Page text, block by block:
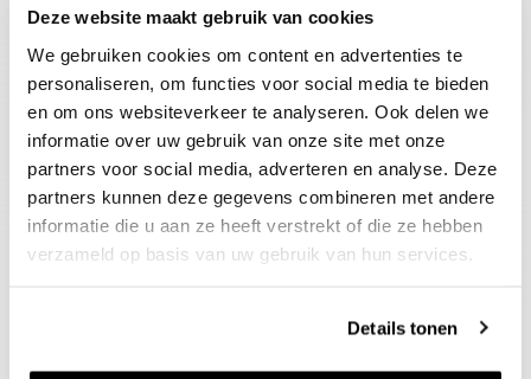
Deze website maakt gebruik van cookies
We gebruiken cookies om content en advertenties te
personaliseren, om functies voor social media te bieden
en om ons websiteverkeer te analyseren. Ook delen we
informatie over uw gebruik van onze site met onze
partners voor social media, adverteren en analyse. Deze
partners kunnen deze gegevens combineren met andere
informatie die u aan ze heeft verstrekt of die ze hebben
verzameld op basis van uw gebruik van hun services.
Details tonen
nu tot 2030, 8-10°C
Wijn-spijs advies
Lekker bij geitenkaas, gerookte vis,
Aziatisch gekruide visgerechten en
avocado.